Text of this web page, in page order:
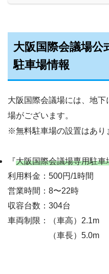
大阪国際会議場公
駐車場情報
大阪国際会議場には、地
場がございます。
※無料駐車場の設置はあり
『大阪国際会議場専用駐車
利用料金：500円/1時間
営業時間：8〜22時
収容台数：304台
車両制限：（車高）2.1m
（車長）5.0m